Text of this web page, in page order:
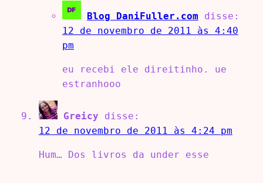
Blog DaniFuller.com
disse:
12 de novembro de 2011 às 4:40
pm
eu recebi ele direitinho. ue
estranhooo
Greicy
disse:
12 de novembro de 2011 às 4:24 pm
Hum… Dos livros da under esse